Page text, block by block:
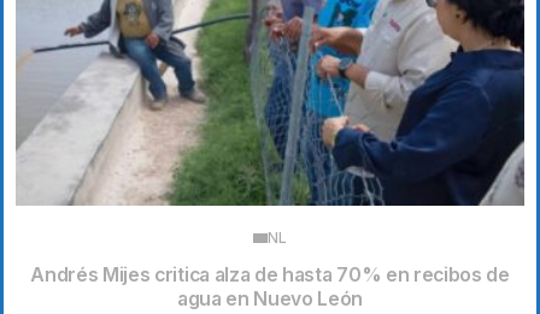
NL
Andrés Mijes critica alza de hasta 70% en recibos de
agua en Nuevo León